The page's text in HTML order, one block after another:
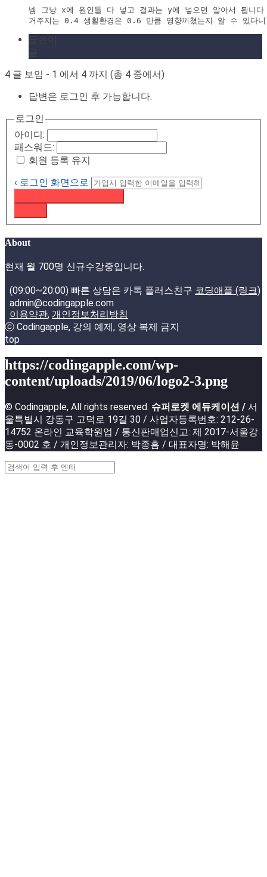
넴 그냥 x에 원인들 다 넣고 결과는 y에 넣으면 알아서 됩니다
거주지는 0.4 생활환경은 0.6 만큼 영향끼쳤는지 알 수 있다니
4 글 보임 - 1 에서 4 까지 (총 4 중에서)
답변은 로그인 후 가능합니다.
로그인
아이디:
패스워드:
회원 등록 유지
‹ 로그인 화면으로
About
현재 월 700명 신규수강중입니다.
(09:00~20:00) 빠른 상담은 카톡 플러스친구 코딩애플 (링크)
admin@codingapple.com
이용약관, 개인정보처리방침
ⓒ Codingapple, 강의 예제, 영상 복제 금지
top
https://codingapple.com/wp-
content/uploads/2019/06/logo2-3.png
© Codingapple, All rights reserved. 슈퍼로켓 에듀케이션 / 서
울특별시 강동구 고덕로 19길 30 / 사업자등록번호: 212-26-
14752 온라인 교육학원업 / 통신판매업신고: 제 2017-서울강
동-0002 호 / 개인정보관리자: 박종흠 / 대표자명: 박해윤